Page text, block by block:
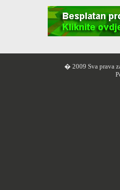
� 2009 Sva prava